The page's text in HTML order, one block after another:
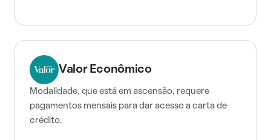
Valor Econômico
Modalidade, que está em ascensão, requere
pagamentos mensais para dar acesso a carta de
crédito.